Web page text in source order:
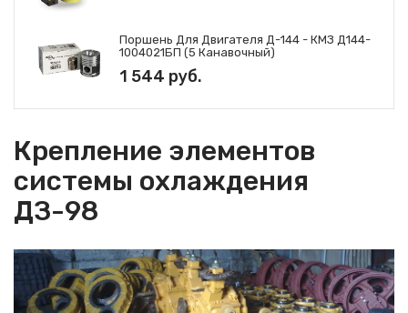
Поршень Для Двигателя Д-144 - КМЗ Д144-
1004021БП (5 Канавочный)
1 544 руб.
Крепление элементов
системы охлаждения
ДЗ-98